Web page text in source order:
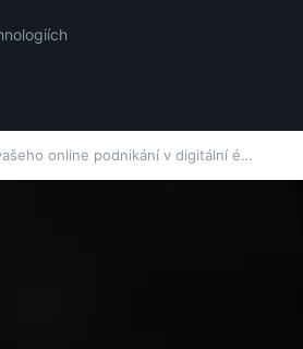
online podnikání v digitální é…